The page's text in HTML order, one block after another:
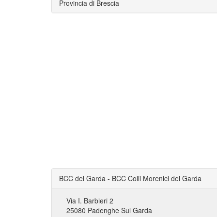
Provincia di Brescia
BCC del Garda - BCC Colli Morenici del Garda
Via I. Barbieri 2
25080 Padenghe Sul Garda